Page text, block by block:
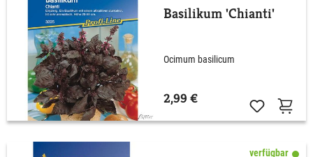
Basilikum 'Chianti'
Ocimum basilicum
2,99 €
verfügbar